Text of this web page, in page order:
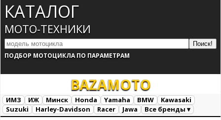
КАТАЛОГ
МОТО-ТЕХНИКИ
ПОДБОР МОТОЦИКЛА ПО ПАРАМЕТРАМ
BAZAMOTO
ИМЗ ИЖ Минск Honda Yamaha BMW
Kawasaki
Suzuki
Harley-Davidson Racer Jawa
Все бренды ▾